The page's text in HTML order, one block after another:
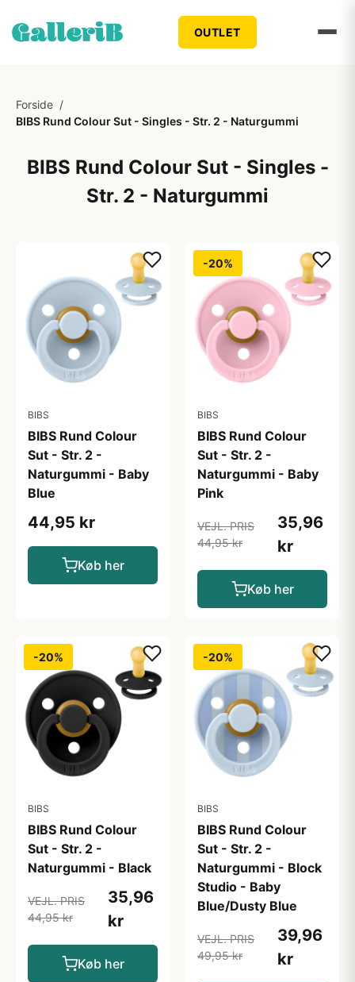
OUTLET
Forside /
BIBS Rund Colour Sut - Singles - Str. 2 - Naturgummi
BIBS Rund Colour Sut - Singles -
Str. 2 - Naturgummi
BIBS
BIBS Rund Colour
Sut - Str. 2 -
Naturgummi - Baby
Blue
44,95 kr
Køb her
-20%
BIBS
BIBS Rund Colour
Sut - Str. 2 -
Naturgummi - Baby
Pink
VEJL. PRIS
44,95 kr
35,96
kr
Køb her
-20%
BIBS
BIBS Rund Colour
Sut - Str. 2 -
Naturgummi - Black
VEJL. PRIS
44,95 kr
35,96
kr
Køb her
-20%
BIBS
BIBS Rund Colour
Sut - Str. 2 -
Naturgummi - Block
Studio - Baby
Blue/Dusty Blue
VEJL. PRIS
49,95 kr
39,96
kr